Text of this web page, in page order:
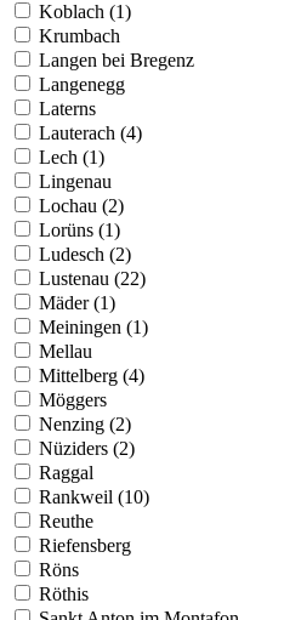
Koblach (1)
Krumbach
Langen bei Bregenz
Langenegg
Laterns
Lauterach (4)
Lech (1)
Lingenau
Lochau (2)
Lorüns (1)
Ludesch (2)
Lustenau (22)
Mäder (1)
Meiningen (1)
Mellau
Mittelberg (4)
Möggers
Nenzing (2)
Nüziders (2)
Raggal
Rankweil (10)
Reuthe
Riefensberg
Röns
Röthis